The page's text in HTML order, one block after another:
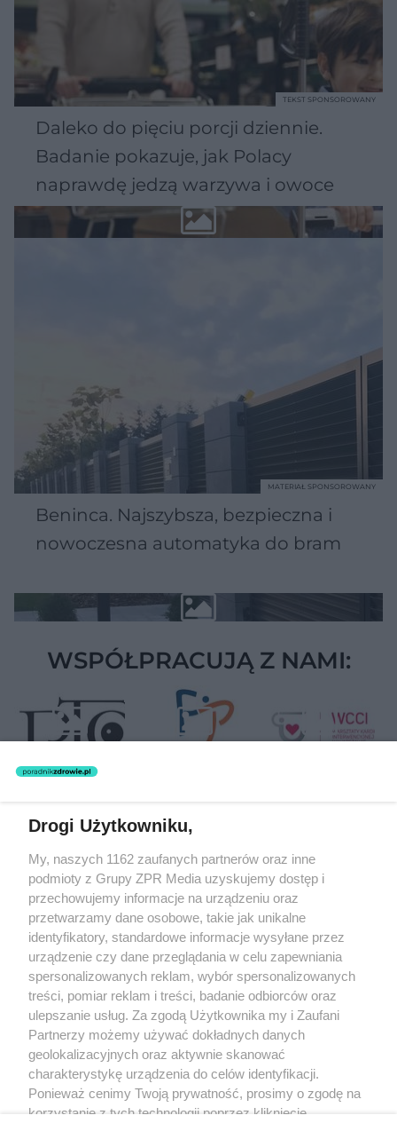
Daleko do pięciu porcji dziennie.
Badanie pokazuje, jak Polacy
naprawdę jedzą warzywa i owoce
TEKST SPONSOROWANY
Beninca. Najszybsza, bezpieczna i
nowoczesna automatyka do bram
MATERIAŁ SPONSOROWANY
WSPÓŁPRACUJĄ Z NAMI:
rozpowszechniany lub dalej rozpowszechniany w jakikolwiek sposób
(w tym także elektroniczny lub mechaniczny) na jakimkolwiek polu
eksploatacji w jakiejkolwiek formie, włącznie z umieszczaniem w
Internecie bez pisemnej zgody właściciela praw. Jakiekolwiek użycie
lub wykorzystanie utworów w całości lub w części z naruszeniem
prawa, tzn. bez właściwej zgody, jest zabronione pod groźbą kary i
może być ścigane prawnie.
O nas
Informacje prawne
Drogi Użytkowniku,
My, naszych 1162 zaufanych partnerów oraz inne
podmioty z Grupy ZPR Media uzyskujemy dostęp i
przechowujemy informacje na urządzeniu oraz
przetwarzamy dane osobowe, takie jak unikalne
identyfikatory, standardowe informacje wysyłane przez
urządzenie czy dane przeglądania w celu zapewniania
spersonalizowanych reklam, wybór spersonalizowanych
treści, pomiar reklam i treści, badanie odbiorców oraz
ulepszanie usług. Za zgodą Użytkownika my i Zaufani
Partnerzy możemy używać dokładnych danych
geolokalizacyjnych oraz aktywnie skanować
charakterystykę urządzenia do celów identyfikacji.
Ponieważ cenimy Twoją prywatność, prosimy o zgodę na
korzystanie z tych technologii poprzez kliknięcie